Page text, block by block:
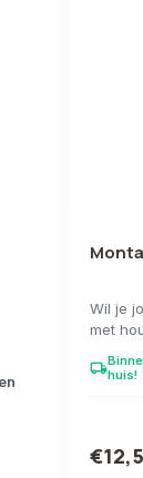
Wil je
met
local_shippinghuis!